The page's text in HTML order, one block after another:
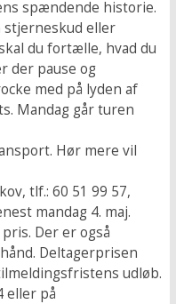
spændende historie.
stjerneskud eller
du fortælle, hvad du
der pause og
med på lyden af
Mandag går turen
Hør mere vil
tlf.: 60 51 99 57,
mandag 4. maj.
Der er også
Deltagerprisen
udløb.
eller på